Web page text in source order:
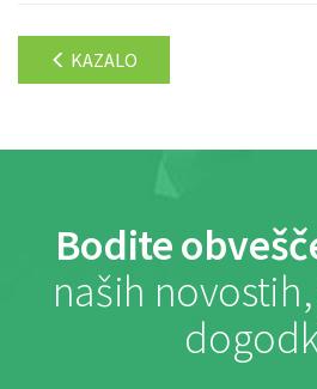
KAZALO
Bodite
naših